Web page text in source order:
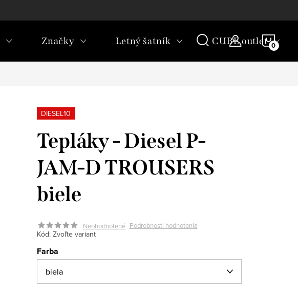
Značky Letný šatník CUBE outlet
DIESEL10
Tepláky - Diesel P-
JAM-D TROUSERS
biele
Neohodnotené Podrobnosti hodnotenia
Kód: Zvoľte variant
Farba